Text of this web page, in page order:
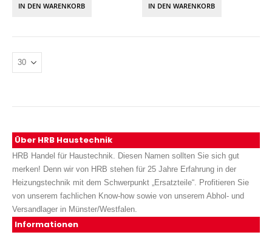
IN DEN WARENKORB IN DEN WARENKORB
Über HRB Haustechnik
HRB Handel für Haustechnik. Diesen Namen sollten Sie sich gut
merken! Denn wir von HRB stehen für 25 Jahre Erfahrung in der
Heizungstechnik mit dem Schwerpunkt „Ersatzteile“. Profitieren Sie
von unserem fachlichen Know-how sowie von unserem Abhol- und
Versandlager in Münster/Westfalen.
Informationen